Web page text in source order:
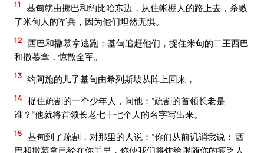
11
基甸就由挪巴和约比哈东边，从住帐棚人的路上去，杀败
了米甸人的军兵，因为他们坦然无惧。
12 西巴和撒慕拿逃跑；基甸追赶他们，捉住米甸的二王西巴
和撒慕拿，惊散全军。
13 约阿施的儿子基甸由希列斯坡从阵上回来，
14 捉住疏割的一个少年人，问他：“疏割的首领长老是
谁？”他就将首领长老七十七个人的名字写出来。
15 基甸到了疏割，对那里的人说：“你们从前讥诮我说：‘西
巴和撒慕拿已经在你手里，你使我们将饼给跟随你的疲乏人